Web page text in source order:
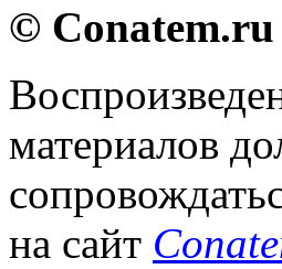
©
материалов
на сайт